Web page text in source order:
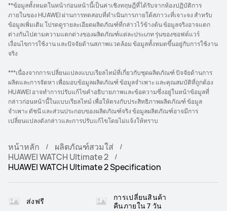
**ข้อมูลทั้งหมดในหน้าก่อนหน้านี้เป็นค่าเชิงทฤษฎีที่ได้รับจากห้องปฏิบัติการ
ภายในของ HUAWEI ผ่านการทดสอบที่ดำเนินการภายใต้สภาวะที่เจาะจง สำหรับ
ข้อมูลเพิ่มเติม โปรดดูรายละเอียดผลิตภัณฑ์ที่กล่าวไว้ข้างต้น ข้อมูลจริงอาจแตก
ต่างกันไปตามความแตกต่างของผลิตภัณฑ์แต่ละประเภท รุ่นของซอฟต์แวร์
เงื่อนไขการใช้งาน และปัจจัยด้านสภาพแวดล้อม ข้อมูลทั้งหมดขึ้นอยู่กับการใช้งาน
จริง
***เนื่องจากการเปลี่ยนแปลงแบบเรียลไทม์ที่เกี่ยวกับชุดผลิตภัณฑ์ ปัจจัยด้านการ
ผลิตและการจัดหา เพื่อมอบข้อมูลผลิตภัณฑ์ ข้อมูลจำเพาะ และคุณสมบัติที่ถูกต้อง
HUAWEI อาจทำการปรับแก้ไขคำอธิบายภาพและข้อความซึ่งอยู่ในหน้าข้อมูลที่
กล่าวก่อนหน้านี้ในแบบเรียลไทม์ เพื่อให้ตรงกับประสิทธิภาพผลิตภัณฑ์ ข้อมูล
จำเพาะ ดัชนี และส่วนประกอบของผลิตภัณฑ์จริง ข้อมูลผลิตภัณฑ์อาจมีการ
เปลี่ยนแปลงดังกล่าวและการปรับแก้ไขโดยไม่แจ้งให้ทราบ
หน้าหลัก
ผลิตภัณฑ์สวมใส่
HUAWEI WATCH Ultimate 2
HUAWEI WATCH Ultimate 2 Specification
ส่งฟรี
การเปลี่ยนสินค้า
คืนภายใน 7 วัน